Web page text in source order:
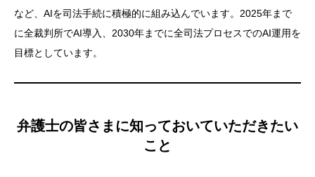
など、AIを司法手続に積極的に組み込んでいます。2025年まで
に全裁判所でAI導入、2030年までに全司法プロセスでのAI運用を
目標としています。
弁護士の皆さまに知っておいていただきたい
こと